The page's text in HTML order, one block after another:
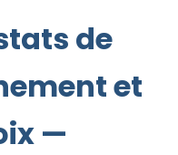
de
et
—